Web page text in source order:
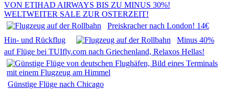
VON ETIHAD AIRWAYS BIS ZU MINUS 30%!
WELTWEITER SALE ZUR OSTERZEIT!
Preiskracher nach London! 14€
Hin- und Rückflug
Minus 40%
auf Flüge bei TUIfly.com nach Griechenland, Relaxos Hellas!
Günstige Flüge nach Chicago